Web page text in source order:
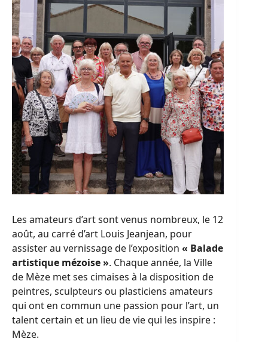
Les amateurs d’art sont venus nombreux, le 12
août, au carré d’art Louis Jeanjean, pour
assister au vernissage de l’exposition « Balade
artistique mézoise ». Chaque année, la Ville
de Mèze met ses cimaises à la disposition de
peintres, sculpteurs ou plasticiens amateurs
qui ont en commun une passion pour l’art, un
talent certain et un lieu de vie qui les inspire :
Mèze.